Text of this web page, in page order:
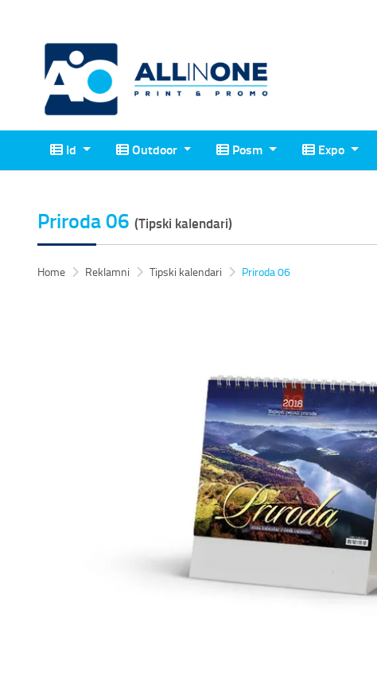
IdId Outdoor
Outdoor Posm
Posm Expo
Expo
Priroda 06 (Tipski kalendari)
Home Reklamni Tipski kalendari Priroda 06